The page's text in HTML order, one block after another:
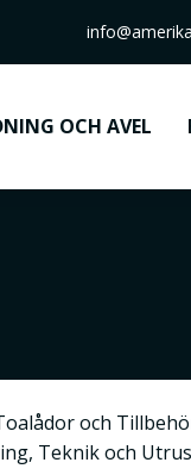
OCH AVEL
och
, Teknik och